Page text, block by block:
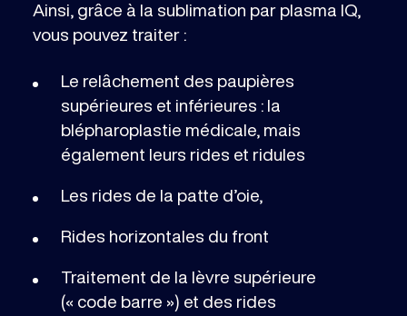
Ainsi, grâce à la sublimation par plasma IQ,
vous pouvez traiter :
Le relâchement des paupières
supérieures et inférieures : la
blépharoplastie médicale, mais
également leurs rides et ridules
Les rides de la patte d’oie,
Rides horizontales du front
Traitement de la lèvre supérieure
(« code barre ») et des rides